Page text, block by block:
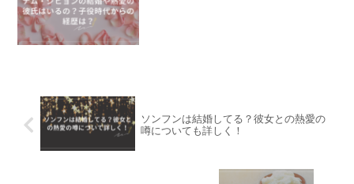
ソンフンは結婚してる？彼女との熱愛の
噂についても詳しく！